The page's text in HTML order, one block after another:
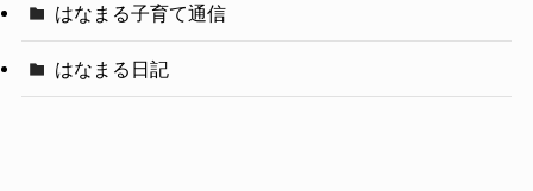
はなまる子育て通信
はなまる日記